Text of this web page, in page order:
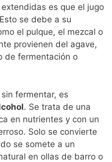
es que el jugo
se debe a su
el pulque, el mezcal o
provienen del agave,
de fermentación o
fermentar, es
. Se trata de una
en nutrientes y con un
Solo se convierte
se somete a un
en ollas de barro o